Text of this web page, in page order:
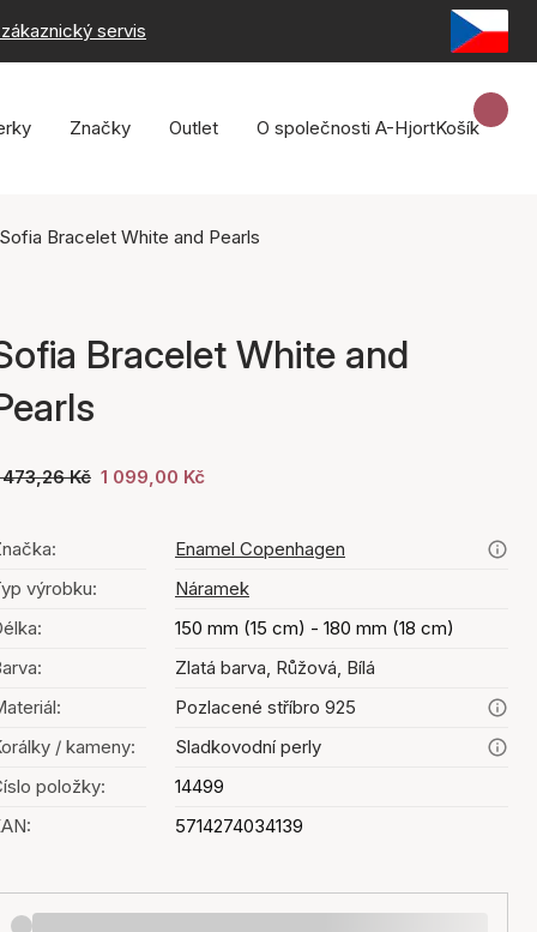
servis
Značky Outlet O společnosti A-HjortKošík
Sofia Bracelet White and Pearls
Bracelet White and
473,26 Kč 1 099,00 Kč
Enamel Copenhagen
výrobku:
Náramek
150 mm (15 cm) - 180 mm (18 cm)
Zlatá barva, Růžová, Bílá
Pozlacené stříbro 925
/ kameny:
Sladkovodní perly
položky:
14499
5714274034139